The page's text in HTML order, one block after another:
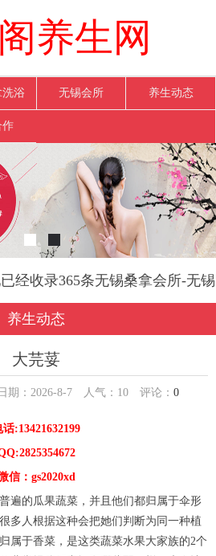
养生网
浴 无锡会所 养生动态
作
经收录365条无锡桑拿会所-无锡
阁养生网信息
养生动态
大芫荽
：2026-8-7 人气： 10 评论： 0
话:13421632199
信：gs2020xd
遍的瓜果蔬菜，并且他们都归属于伞形
多人根据这种会把她们判断为同一种植
属于香菜，是这类蔬菜水果大家族的2个